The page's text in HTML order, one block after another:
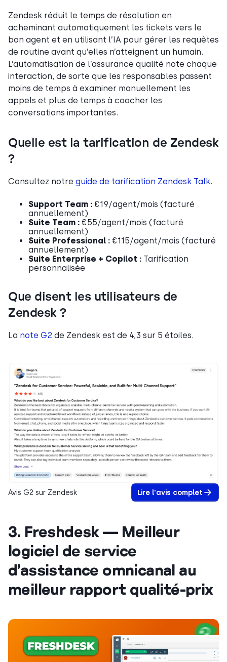
Zendesk réduit le temps de résolution en
acheminant automatiquement les tickets vers le
bon agent et en utilisant l’IA pour gérer les requêtes
de routine avant qu’elles n’atteignent un humain.
L’automatisation de l’assurance qualité note chaque
interaction, de sorte que les responsables passent
moins de temps à examiner manuellement les
appels et plus de temps à coacher les
conversations importantes.
Quelle est la tarification de Zendesk
?
Consultez notre guide de tarification Zendesk Talk.
Support Team : €19/agent/mois (facturé
annuellement)
Suite Team : €55/agent/mois (facturé
annuellement)
Suite Professional : €115/agent/mois (facturé
annuellement)
Suite Enterprise + Copilot : Tarification
personnalisée
Que disent les utilisateurs de
Zendesk ?
La note G2 de Zendesk est de 4,3 sur 5 étoiles.
Avis G2 sur Zendesk Lire l'avis complet
3. Freshdesk — Meilleur
logiciel de service
d’assistance omnicanal au
meilleur rapport qualité-prix